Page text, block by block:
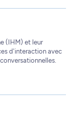
(IHM) et leur
d'interaction avec